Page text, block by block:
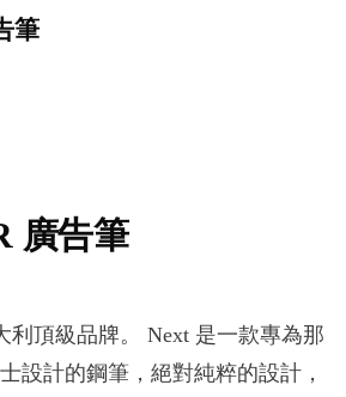
筆
廣告筆
頂級品牌。 Next 是一款專為那
設計的鋼筆，絕對純粹的設計，